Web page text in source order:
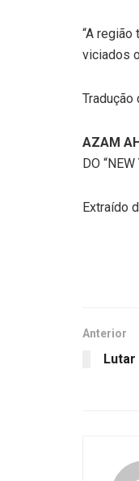
“A região
viciados
Tradução
AZAM
DO
Extraído
Anterior
Lutar